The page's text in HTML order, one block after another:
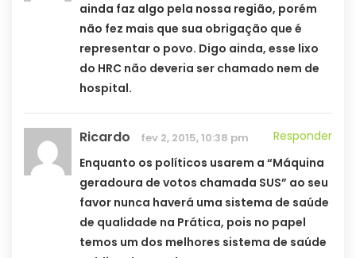
ainda faz algo pela nossa região, porém
não fez mais que sua obrigação que é
representar o povo. Digo ainda, esse lixo
do HRC não deveria ser chamado nem de
hospital.
Ricardo fev 2, 2015, 10:38 pm
Responder
Enquanto os políticos usarem a “Máquina
geradoura de votos chamada SUS” ao seu
favor nunca haverá uma sistema de saúde
de qualidade na Prática, pois no papel
temos um dos melhores sistema de saúde